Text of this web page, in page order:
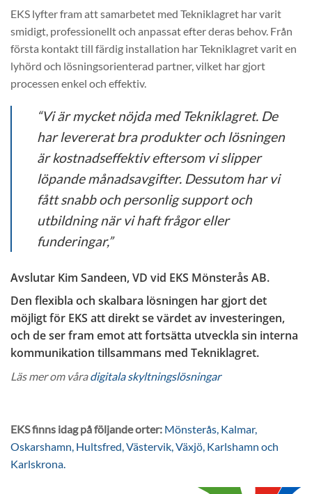
EKS lyfter fram att samarbetet med Tekniklagret har varit
smidigt, professionellt och anpassat efter deras behov. Från
första kontakt till färdig installation har Tekniklagret varit en
lyhörd och lösningsorienterad partner, vilket har gjort
processen enkel och effektiv.
“Vi är mycket nöjda med Tekniklagret. De
har levererat bra produkter och lösningen
är kostnadseffektiv eftersom vi slipper
löpande månadsavgifter. Dessutom har vi
fått snabb och personlig support och
utbildning när vi haft frågor eller
funderingar,”
Avslutar Kim Sandeen, VD vid EKS Mönsterås AB.
Den flexibla och skalbara lösningen har gjort det
möjligt för EKS att direkt se värdet av investeringen,
och de ser fram emot att fortsätta utveckla sin interna
kommunikation tillsammans med Tekniklagret.
Läs mer om våradigitala skyltningslösningar
EKS finns idag på följande orter: Mönsterås, Kalmar,
Oskarshamn, Hultsfred, Västervik, Växjö, Karlshamn och
Karlskrona.